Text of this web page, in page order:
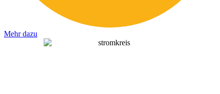
Mehr dazu